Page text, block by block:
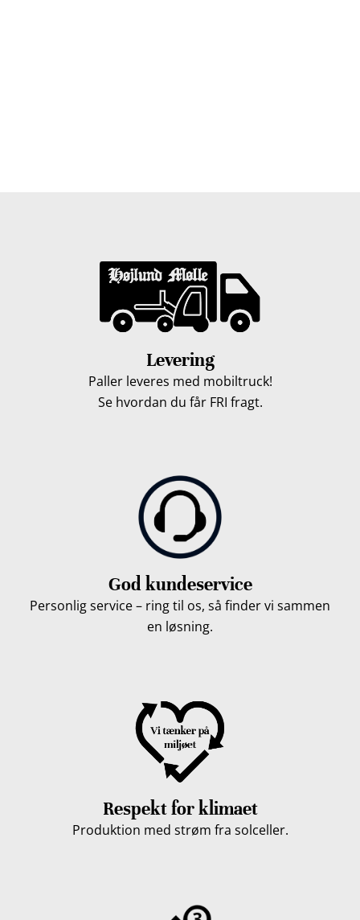
Levering
Paller leveres med mobiltruck!
Se hvordan du får FRI fragt.
God kundeservice
Personlig service – ring til os, så finder vi sammen
en løsning.
Respekt for klimaet
Produktion med strøm fra solceller.